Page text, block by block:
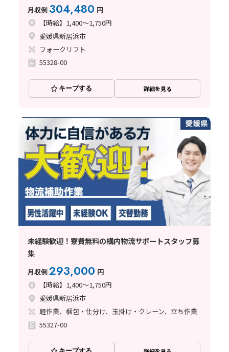
月収例 304,480 円
【時給】1,400～1,750円
愛媛県新居浜市
フォークリフト
55328-00
キープする 詳細を見る
未経験歓迎！寮費無料の構内物流サポートスタッフ募
集
月収例293,000 円
【時給】1,400～1,750円
愛媛県新居浜市
軽作業、梱包・仕分け、玉掛け・クレーン、立ち作業
55327-00